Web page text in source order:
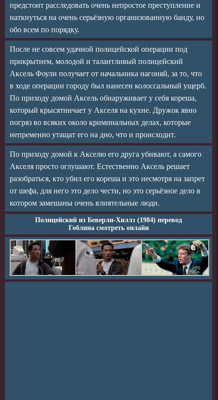
предстоит расследовать очень непростое преступление и
наткнуться на очень серьёзную организованную банду, но
обо всем по порядку.
После не совсем удачной полицейской операции под
прикрытием, молодой и талантливый полицейский
Аксель Фоули получает от начальника нагоняй, за то, что
в ходе операции городу был нанесен колоссальный ущерб.
По приходу домой Аксель обнаруживает у себя кореша,
который крысятничает у Акселя на кухне. Дружок явно
погряз во всяких около криминальных делах, которые
непременно утащат его на дно, что и происходит.
По приходу домой к Акселю его друга убивают, а самого
Акселя просто оглушают. Естественно Аксель решает
разобраться, кто убил его кореша и это несмотря на запрет
от шефа, для него это дело чести, но это серьёзное дело в
котором замешаны очень влиятельные люди.
Полицейский из Беверли-Хиллз (1984) перевод
Гоблина смотреть онлайн